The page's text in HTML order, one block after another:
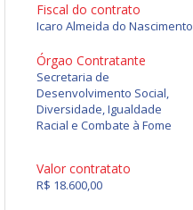
Fiscal do contrato
Icaro Almeida do Nascimento
Órgao Contratante
Secretaria de
Desenvolvimento Social,
Diversidade, Igualdade
Racial e Combate à Fome
Valor contratato
R$ 18.600,00